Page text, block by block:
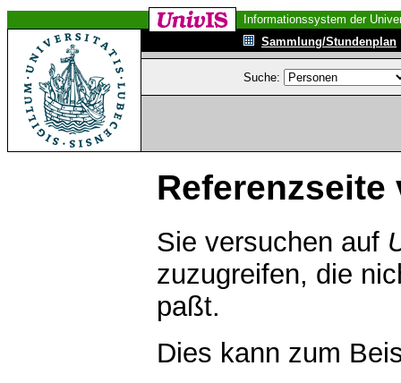
Informationssystem der
Sammlung/Stundenplan
Suche:
Referenzseite
Sie versuchen auf
zuzugreifen, die
paßt.
Dies kann zum